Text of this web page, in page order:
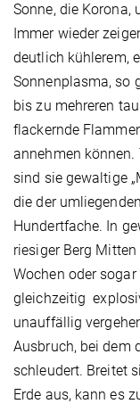
Sonne, die Korona,
Immer wieder
deutlich kühlerem,
Sonnenplasma, so
bis zu mehreren
flackernde
annehmen
sind sie gewaltige
die der
Hundertfache. In
riesiger Berg
Wochen oder
gleichzeitig
unauffällig
Ausbruch, bei dem
schleudert. Breitet
Erde aus, kann es